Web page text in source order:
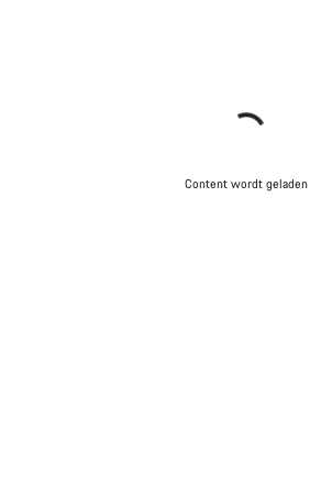
Content wordt geladen